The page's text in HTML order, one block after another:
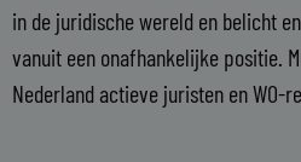
in de juridische wereld en belicht
vanuit een onafhankelijke positie.
Nederland actieve juristen en WO-